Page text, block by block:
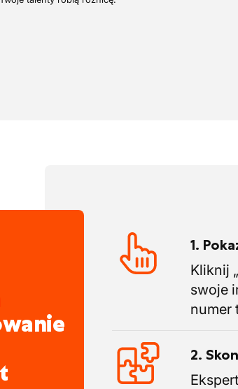
1.
Kliknij
swoje
numer
2.